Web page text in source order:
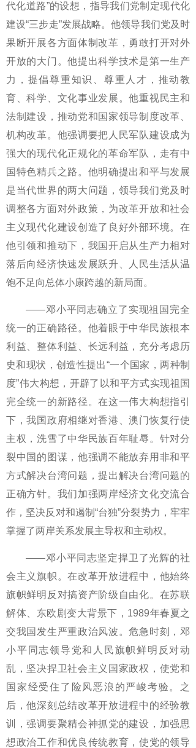
代化道路”的设想，指导我们党制定现代化
建设“三步走”发展战略。他领导我们党及时
果断开展各方面体制改革，勇敢打开对外
开放的大门。他提出科学技术是第一生产
力，提倡尊重知识、尊重人才，推动教
育、科学、文化事业发展。他重视民主和
法制建设，推动党和国家领导制度改革、
机构改革。他强调要把人民军队建设成为
强大的现代化正规化的革命军队，走有中
国特色精兵之路。他明确提出和平与发展
是当代世界的两大问题，领导我们党及时
调整各方面对外政策，为改革开放和社会
主义现代化建设创造了良好外部环境。在
他引领和推动下，我国开启从生产力相对
落后向经济快速发展跃升、人民生活从温
饱不足向总体小康跨越的新局面。
——邓小平同志确立了实现祖国完全
统一的正确路径。他着眼于中华民族根本
利益、整体利益、长远利益，充分考虑历
史和现状，创造性提出“一个国家，两种制
度”伟大构想，开辟了以和平方式实现祖国
完全统一的新路径。在这一伟大构想指引
下，我国政府相继对香港、澳门恢复行使
主权，洗雪了中华民族百年耻辱。针对分
裂中国的图谋，他强调不能放弃用非和平
方式解决台湾问题，提出解决台湾问题的
正确方针。我们加强两岸经济文化交流合
作，坚决反对和遏制“台独”分裂势力，牢牢
掌握了两岸关系发展主导权和主动权。
——邓小平同志坚定捍卫了光辉的社
会主义旗帜。在改革开放进程中，他始终
旗帜鲜明反对搞资产阶级自由化。在苏联
解体、东欧剧变大背景下，1989年春夏之
交我国发生严重政治风波。危急时刻，邓
小平同志领导党和人民旗帜鲜明反对动
乱，坚决捍卫社会主义国家政权，使党和
国家经受住了险风恶浪的严峻考验。之
后，他深刻总结改革开放进程中的经验教
训，强调要聚精会神抓党的建设，加强思
想政治工作和优良传统教育，使党的领导